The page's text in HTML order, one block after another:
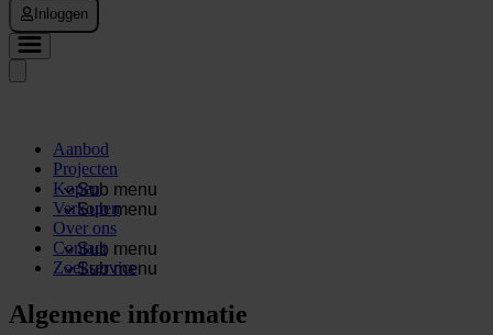
Inloggen
Aanbod
Projecten
Sub menu
Kopen
Sub menu
Verkopen
Over ons
Sub menu
Contact
Sub menu
Zoekservice
Algemene informatie